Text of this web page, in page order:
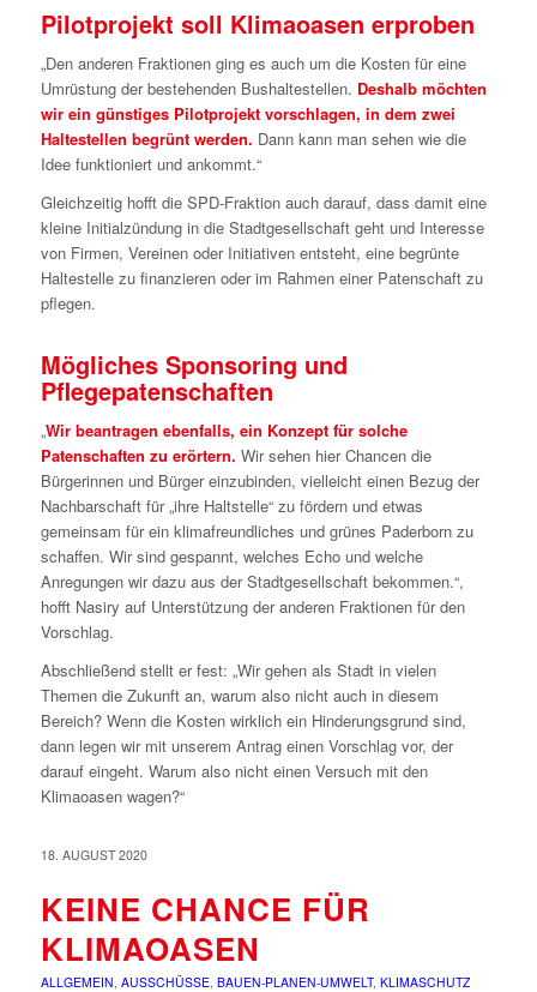
Pilotprojekt soll Klimaoasen erproben
„Den anderen Fraktionen ging es auch um die Kosten für eine
Umrüstung der bestehenden Bushaltestellen. Deshalb möchten
wir ein günstiges Pilotprojekt vorschlagen, in dem zwei
Haltestellen begrünt werden. Dann kann man sehen wie die
Idee funktioniert und ankommt.“
Gleichzeitig hofft die SPD-Fraktion auch darauf, dass damit eine
kleine Initialzündung in die Stadtgesellschaft geht und Interesse
von Firmen, Vereinen oder Initiativen entsteht, eine begrünte
Haltestelle zu finanzieren oder im Rahmen einer Patenschaft zu
pflegen.
Mögliches Sponsoring und
Pflegepatenschaften
„Wir beantragen ebenfalls, ein Konzept für solche
Patenschaften zu erörtern. Wir sehen hier Chancen die
Bürgerinnen und Bürger einzubinden, vielleicht einen Bezug der
Nachbarschaft für „ihre Haltstelle“ zu fördern und etwas
gemeinsam für ein klimafreundliches und grünes Paderborn zu
schaffen. Wir sind gespannt, welches Echo und welche
Anregungen wir dazu aus der Stadtgesellschaft bekommen.“,
hofft Nasiry auf Unterstützung der anderen Fraktionen für den
Vorschlag.
Abschließend stellt er fest: „Wir gehen als Stadt in vielen
Themen die Zukunft an, warum also nicht auch in diesem
Bereich? Wenn die Kosten wirklich ein Hinderungsgrund sind,
dann legen wir mit unserem Antrag einen Vorschlag vor, der
darauf eingeht. Warum also nicht einen Versuch mit den
Klimaoasen wagen?“
18. AUGUST 2020
KEINE CHANCE FÜR
KLIMAOASEN
ALLGEMEIN AUSSCHÜSSE, BAUEN-PLANEN-UMWELT, KLIMASCHUTZ